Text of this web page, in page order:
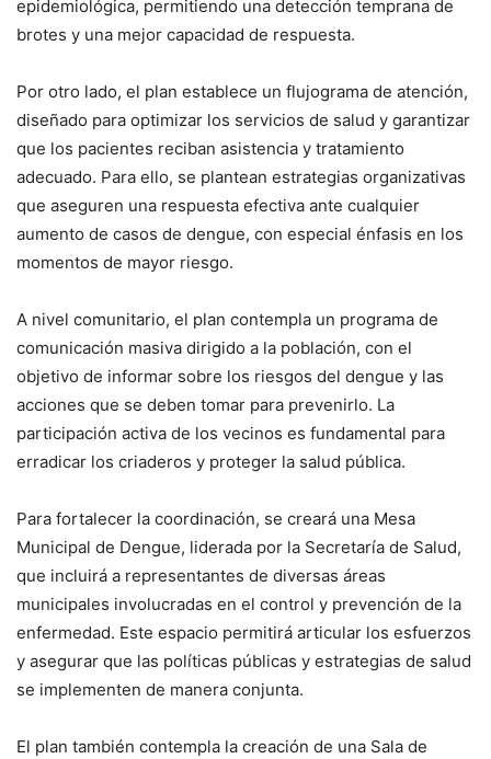
epidemiológica, permitiendo una detección temprana de
brotes y una mejor capacidad de respuesta.
Por otro lado, el plan establece un flujograma de atención,
diseñado para optimizar los servicios de salud y garantizar
que los pacientes reciban asistencia y tratamiento
adecuado. Para ello, se plantean estrategias organizativas
que aseguren una respuesta efectiva ante cualquier
aumento de casos de dengue, con especial énfasis en los
momentos de mayor riesgo.
A nivel comunitario, el plan contempla un programa de
comunicación masiva dirigido a la población, con el
objetivo de informar sobre los riesgos del dengue y las
acciones que se deben tomar para prevenirlo. La
participación activa de los vecinos es fundamental para
erradicar los criaderos y proteger la salud pública.
Para fortalecer la coordinación, se creará una Mesa
Municipal de Dengue, liderada por la Secretaría de Salud,
que incluirá a representantes de diversas áreas
municipales involucradas en el control y prevención de la
enfermedad. Este espacio permitirá articular los esfuerzos
y asegurar que las políticas públicas y estrategias de salud
se implementen de manera conjunta.
El plan también contempla la creación de una Sala de